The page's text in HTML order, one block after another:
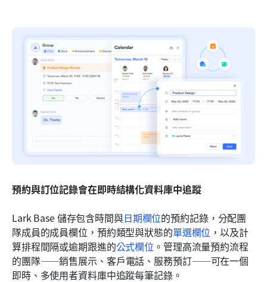
預約與訂位記錄會在即時結構化資料庫中追蹤
Lark Base 儲存包含時間與日期欄位的預約記錄，分配團
隊成員的成員欄位，預約類型與狀態的單選欄位 ，以及計
算排程間隔或逾期跟進的公式欄位 。管理高流量預約流程
的團隊——銷售展示、客戶電話、服務預訂——可在一個
即時、多使用者資料庫中追蹤每筆記錄。